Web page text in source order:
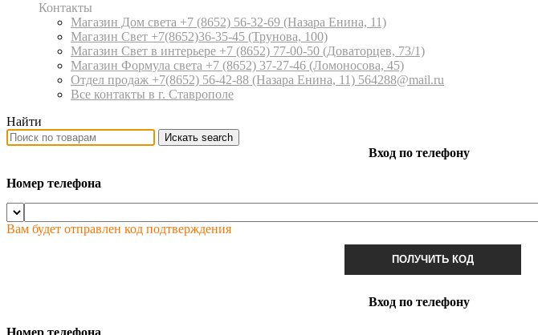
Контакты
Магазин Дом света +7 (8652) 56-32-69 (Назара Енина, 11)
Магазин Свет +7(8652)36-35-45 (Трунова, 100)
Магазин Свет в интерьере +7 (8652) 77-00-50 (Доваторцев, 73/1)
Магазин Формула света +7 (8652) 37-27-46 (Ломоносова, 45)
Отдел продаж +7(8652) 56-42-88 (Назара Енина, 11) 564288@mail.ru
Все контакты в г. Ставрополе
Найти
Искать search
Вход по телефону
Номер телефона
Вам будет отправлен код подтверждения
ПОЛУЧИТЬ КОД
Вход по телефону
Номер телефона